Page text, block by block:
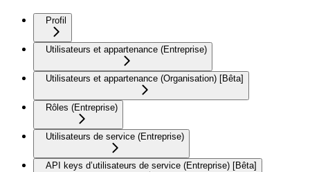
Profil
Utilisateurs et appartenance (Entreprise)
Utilisateurs et appartenance (Organisation) [Bêta]
Rôles (Entreprise)
Utilisateurs de service (Entreprise)
API keys d’utilisateurs de service (Entreprise) [Bêta]